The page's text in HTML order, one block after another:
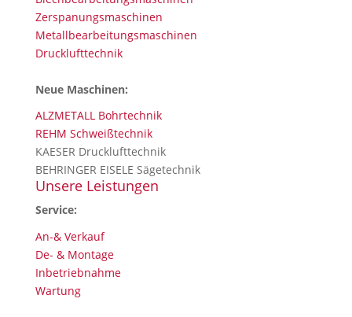
Zerspanungsmaschinen
Metallbearbeitungsmaschinen
Drucklufttechnik
Neue Maschinen:
ALZMETALL Bohrtechnik
REHM Schweißtechnik
KAESER Drucklufttechnik
BEHRINGER EISELE Sägetechnik
Unsere Leistungen
Service:
An-& Verkauf
De- & Montage
Inbetriebnahme
Wartung